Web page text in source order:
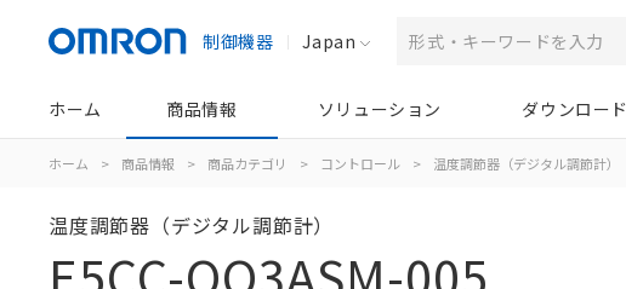
制御機器 Japan
ホーム 商品情報 ソリューション ダウンロード
ホーム > 商品情報 > 商品カテゴリ > コントロール > 温度調節器（デジタル調節計）
温度調節器（デジタル調節計）